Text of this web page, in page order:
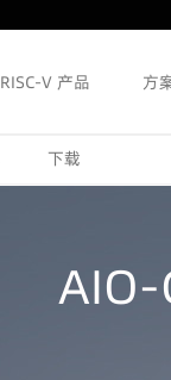
RISC-V 产品 方
下载
AIO-